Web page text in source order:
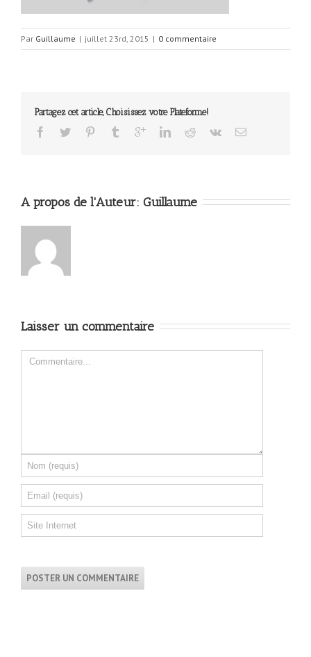
Par Guillaume | juillet 23rd, 2015 | 0 commentaire
Partagez cet article, Choisissez votre Plateforme!
A propos de l'Auteur: Guillaume
Laisser un commentaire